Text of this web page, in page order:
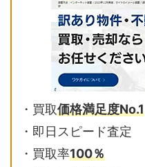
・買取価格満足度No.1
・即日スピード査定
・買取率100％